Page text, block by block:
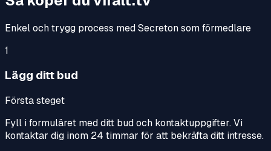
Enkel och trygg process med Secreton som förmedlare
1
Lägg ditt bud
Första steget
Fyll i formuläret med ditt bud och kontaktuppgifter. Vi
kontaktar dig inom 24 timmar för att bekräfta ditt intresse.